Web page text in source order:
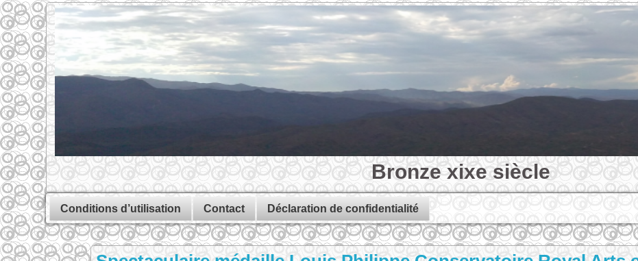
Bronze xixe siècle
Conditions d’utilisation Contact Déclaration de confidentialité